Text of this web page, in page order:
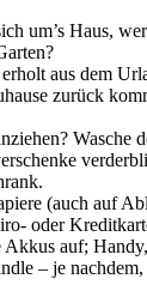
um’s Haus,
aus dem
zurück
Wasche
(auch auf
oder
Akkus auf;
– je